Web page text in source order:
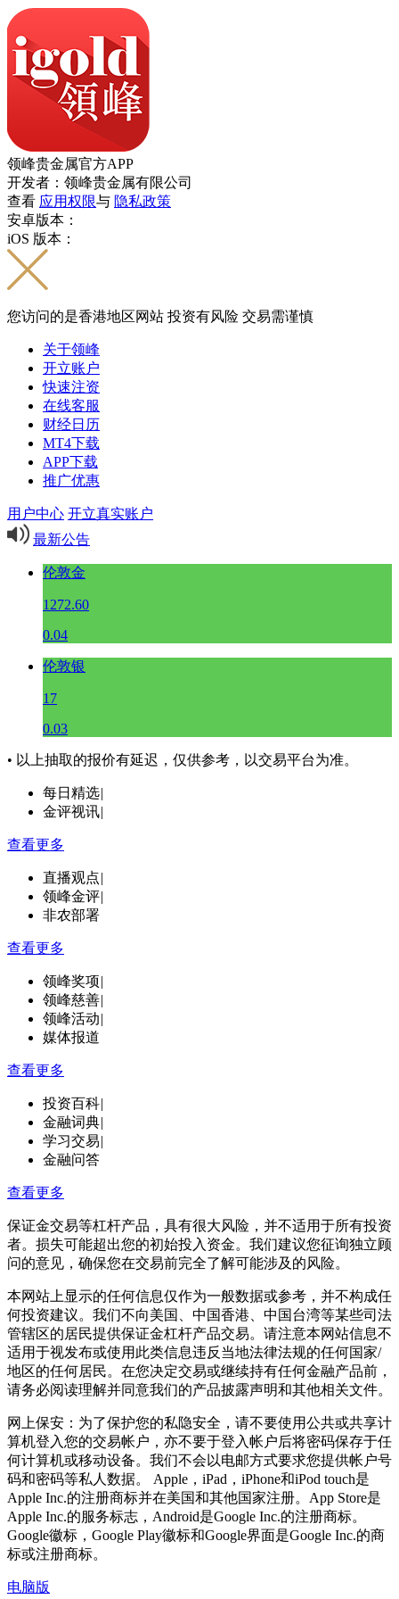
领峰贵金属官方APP
开发者：领峰贵金属有限公司
查看 应用权限与 隐私政策
安卓版本：
iOS 版本：
您访问的是香港地区网站 投资有风险 交易需谨慎
关于领峰
开立账户
快速注资
在线客服
财经日历
MT4下载
APP下载
推广优惠
用户中心 开立真实账户
最新公告
伦敦金
1272.60
0.04
伦敦银
17
0.03
• 以上抽取的报价有延迟，仅供参考，以交易平台为准。
每日精选|
金评视讯|
查看更多
直播观点|
领峰金评|
非农部署
查看更多
领峰奖项|
领峰慈善|
领峰活动|
媒体报道
查看更多
投资百科|
金融词典|
学习交易|
金融问答
查看更多
保证金交易等杠杆产品，具有很大风险，并不适用于所有投资
者。损失可能超出您的初始投入资金。我们建议您征询独立顾
问的意见，确保您在交易前完全了解可能涉及的风险。
本网站上显示的任何信息仅作为一般数据或参考，并不构成任
何投资建议。我们不向美国、中国香港、中国台湾等某些司法
管辖区的居民提供保证金杠杆产品交易。请注意本网站信息不
适用于视发布或使用此类信息违反当地法律法规的任何国家/
地区的任何居民。在您决定交易或继续持有任何金融产品前，
请务必阅读理解并同意我们的产品披露声明和其他相关文件。
网上保安：为了保护您的私隐安全，请不要使用公共或共享计
算机登入您的交易帐户，亦不要于登入帐户后将密码保存于任
何计算机或移动设备。我们不会以电邮方式要求您提供帐户号
码和密码等私人数据。 Apple，iPad，iPhone和iPod touch是
Apple Inc.的注册商标并在美国和其他国家注册。App Store是
Apple Inc.的服务标志，Android是Google Inc.的注册商标。
Google徽标，Google Play徽标和Google界面是Google Inc.的商
标或注册商标。
电脑版